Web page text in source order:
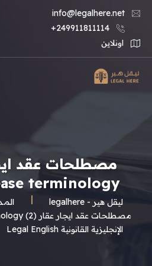
info@legalhere.net
249911811114+
اونلاين
terminology
ليقل هير - legalhere
الإنجليزية القانونية Legal English
مصطلحات عقد ايجار عقار (2) Property lease terminology